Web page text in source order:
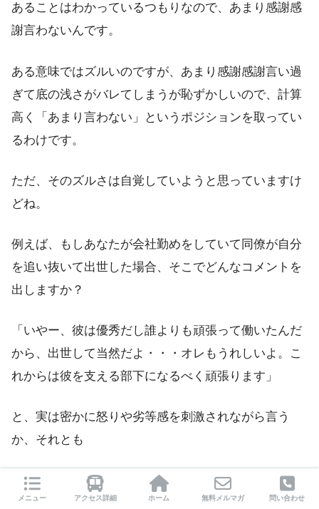
あることはわかっているつもりなので、あまり感謝感
謝言わないんです。
ある意味ではズルいのですが、あまり感謝感謝言い過
ぎて底の浅さがバレてしまうが恥ずかしいので、計算
高く「あまり言わない」というポジションを取ってい
るわけです。
ただ、そのズルさは自覚していようと思っていますけ
どね。
例えば、もしあなたが会社勤めをしていて同僚が自分
を追い抜いて出世した場合、そこでどんなコメントを
出しますか？
「いやー、彼は優秀だし誰よりも頑張って働いたんだ
から、出世して当然だよ・・・オレもうれしいよ。こ
れからは彼を支える部下になるべく頑張ります」
と、実は密かに怒りや劣等感を刺激されながら言う
か、それとも
「いやー、マジで参ったなー。正直気分が悪いんだけ
ど（汗）だって何だかオレが負け犬みたいじゃ
メニュー アクセス詳細 ホーム 無料メルマガ 問い合わせ